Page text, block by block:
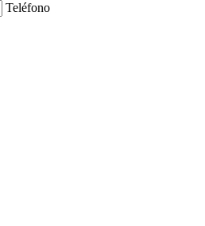
Teléfono